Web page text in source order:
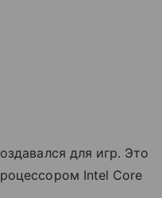
для игр. Это
Intel Core